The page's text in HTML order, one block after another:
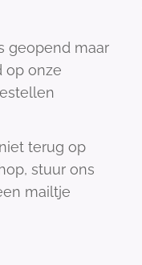
geopend maar
op onze
terug op
stuur ons
mailtje